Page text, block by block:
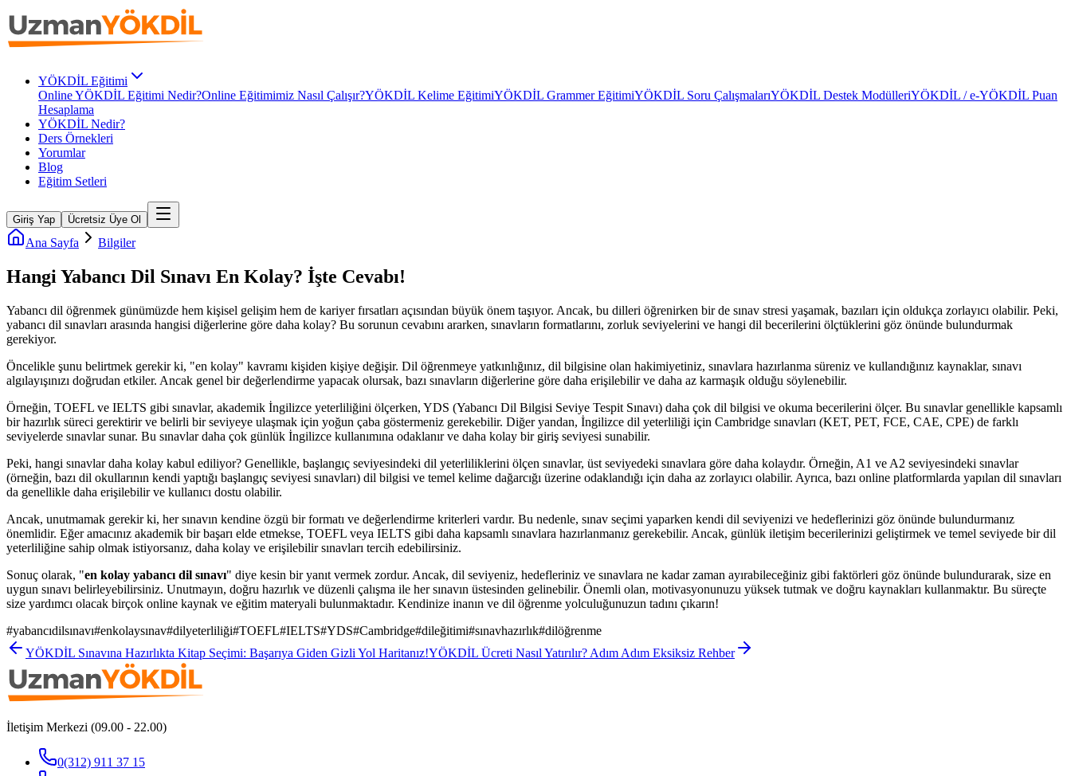
YÖKDİL Eğitimi
Online YÖKDİL Eğitimi Nedir?Online Eğitimimiz Nasıl Çalışır?YÖKDİL Kelime EğitimiYÖKDİL Grammer EğitimiYÖKDİL Soru ÇalışmalarıYÖKDİL Destek ModülleriYÖKDİL / e-YÖKDİL Puan
Hesaplama
YÖKDİL Nedir?
Ders Örnekleri
Yorumlar
Blog
Eğitim Setleri
Giriş Yap Ücretsiz Üye Ol
Ana Sayfa Bilgiler
Hangi Yabancı Dil Sınavı En Kolay? İşte Cevabı!
Yabancı dil öğrenmek günümüzde hem kişisel gelişim hem de kariyer fırsatları açısından büyük önem taşıyor. Ancak, bu dilleri öğrenirken bir de sınav stresi yaşamak, bazıları için oldukça zorlayıcı olabilir. Peki,
yabancı dil sınavları arasında hangisi diğerlerine göre daha kolay? Bu sorunun cevabını ararken, sınavların formatlarını, zorluk seviyelerini ve hangi dil becerilerini ölçtüklerini göz önünde bulundurmak
gerekiyor.
Öncelikle şunu belirtmek gerekir ki, "en kolay" kavramı kişiden kişiye değişir. Dil öğrenmeye yatkınlığınız, dil bilgisine olan hakimiyetiniz, sınavlara hazırlanma süreniz ve kullandığınız kaynaklar, sınavı
algılayışınızı doğrudan etkiler. Ancak genel bir değerlendirme yapacak olursak, bazı sınavların diğerlerine göre daha erişilebilir ve daha az karmaşık olduğu söylenebilir.
Örneğin, TOEFL ve IELTS gibi sınavlar, akademik İngilizce yeterliliğini ölçerken, YDS (Yabancı Dil Bilgisi Seviye Tespit Sınavı) daha çok dil bilgisi ve okuma becerilerini ölçer. Bu sınavlar genellikle kapsamlı
bir hazırlık süreci gerektirir ve belirli bir seviyeye ulaşmak için yoğun çaba göstermeniz gerekebilir. Diğer yandan, İngilizce dil yeterliliği için Cambridge sınavları (KET, PET, FCE, CAE, CPE) de farklı
seviyelerde sınavlar sunar. Bu sınavlar daha çok günlük İngilizce kullanımına odaklanır ve daha kolay bir giriş seviyesi sunabilir.
Peki, hangi sınavlar daha kolay kabul ediliyor? Genellikle, başlangıç seviyesindeki dil yeterliliklerini ölçen sınavlar, üst seviyedeki sınavlara göre daha kolaydır. Örneğin, A1 ve A2 seviyesindeki sınavlar
(örneğin, bazı dil okullarının kendi yaptığı başlangıç seviyesi sınavları) dil bilgisi ve temel kelime dağarcığı üzerine odaklandığı için daha az zorlayıcı olabilir. Ayrıca, bazı online platformlarda yapılan dil sınavları
da genellikle daha erişilebilir ve kullanıcı dostu olabilir.
Ancak, unutmamak gerekir ki, her sınavın kendine özgü bir formatı ve değerlendirme kriterleri vardır. Bu nedenle, sınav seçimi yaparken kendi dil seviyenizi ve hedeflerinizi göz önünde bulundurmanız
önemlidir. Eğer amacınız akademik bir başarı elde etmekse, TOEFL veya IELTS gibi daha kapsamlı sınavlara hazırlanmanız gerekebilir. Ancak, günlük iletişim becerilerinizi geliştirmek ve temel seviyede bir dil
yeterliliğine sahip olmak istiyorsanız, daha kolay ve erişilebilir sınavları tercih edebilirsiniz.
Sonuç olarak, "en kolay yabancı dil sınavı" diye kesin bir yanıt vermek zordur. Ancak, dil seviyeniz, hedefleriniz ve sınavlara ne kadar zaman ayırabileceğiniz gibi faktörleri göz önünde bulundurarak, size en
uygun sınavı belirleyebilirsiniz. Unutmayın, doğru hazırlık ve düzenli çalışma ile her sınavın üstesinden gelinebilir. Önemli olan, motivasyonunuzu yüksek tutmak ve doğru kaynakları kullanmaktır. Bu süreçte
size yardımcı olacak birçok online kaynak ve eğitim materyali bulunmaktadır. Kendinize inanın ve dil öğrenme yolculuğunuzun tadını çıkarın!
#yabancıdilsınavı#enkolaysınav#dilyeterliliği#TOEFL#IELTS#YDS#Cambridge#dileğitimi#sınavhazırlık#dilöğrenme
YÖKDİL Sınavına Hazırlıkta Kitap Seçimi: Başarıya Giden Gizli Yol Haritanız!YÖKDİL Ücreti Nasıl Yatırılır? Adım Adım Eksiksiz Rehber
İletişim Merkezi (09.00 - 22.00)
0(312) 911 37 15